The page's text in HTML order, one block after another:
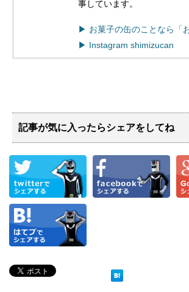
事しています。
▶︎ お菓子の缶のことなら「
▶︎ Instagram shimizucan
記事が気に入ったらシェアをしてね